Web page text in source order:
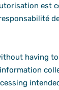
est
having